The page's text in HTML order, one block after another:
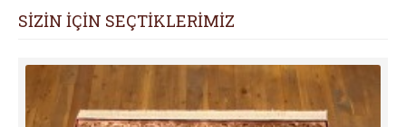
SİZİN İÇİN SEÇTİKLERİMİZ